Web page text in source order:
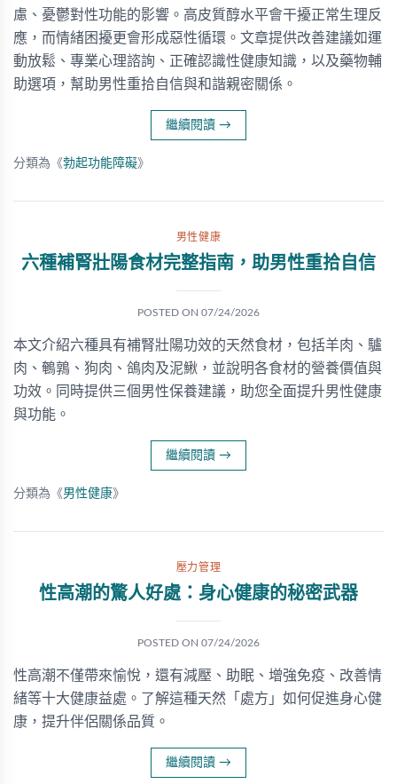
慮、憂鬱對性功能的影響。高皮質醇水平會干擾正常生理反
應，而情緒困擾更會形成惡性循環。文章提供改善建議如運
動放鬆、專業心理諮詢、正確認識性健康知識，以及藥物輔
助選項，幫助男性重拾自信與和諧親密關係。
繼續閱讀 →
分類為《勃起功能障礙》
男性健康
六種補腎壯陽食材完整指南，助男性重拾自信
POSTED ON 07/24/2026
本文介紹六種具有補腎壯陽功效的天然食材，包括羊肉、驢
肉、鵪鶉、狗肉、鴿肉及泥鰍，並說明各食材的營養價值與
功效。同時提供三個男性保養建議，助您全面提升男性健康
與功能。
繼續閱讀 →
分類為《男性健康》
壓力管理
性高潮的驚人好處：身心健康的秘密武器
POSTED ON 07/24/2026
性高潮不僅帶來愉悅，還有減壓、助眠、增強免疫、改善情
緒等十大健康益處。了解這種天然「處方」如何促進身心健
康，提升伴侶關係品質。
繼續閱讀 →